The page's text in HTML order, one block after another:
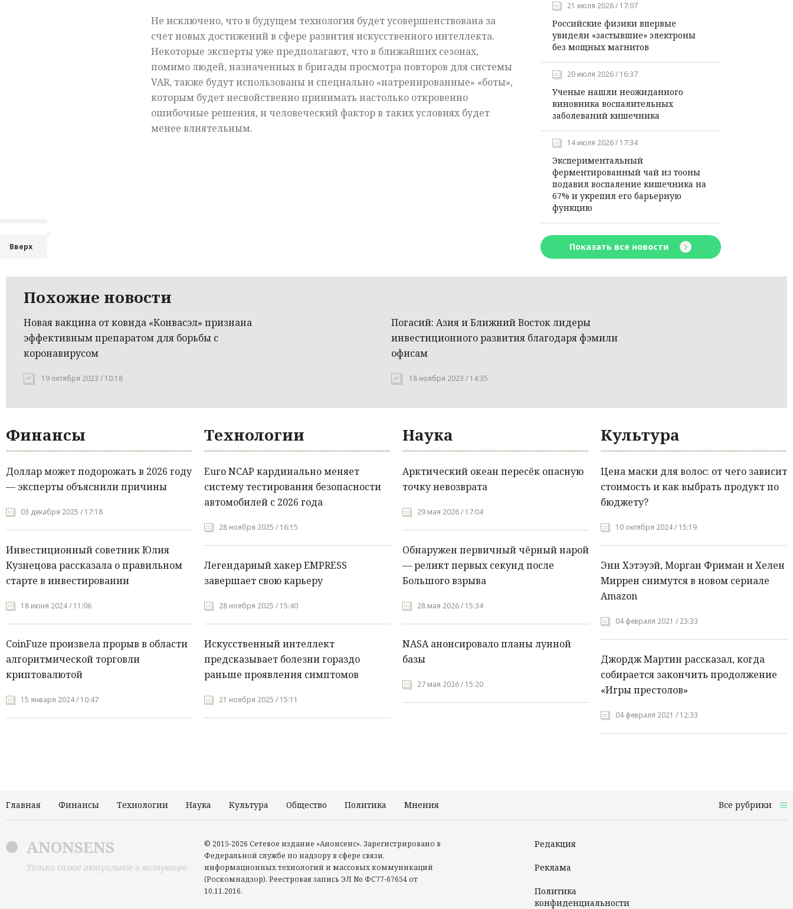
Вверх
Не исключено, что в будущем технология будет усовершенствована за
счет новых достижений в сфере развития искусственного интеллекта.
Некоторые эксперты уже предполагают, что в ближайших сезонах,
помимо людей, назначенных в бригады просмотра повторов для системы
VAR, также будут использованы и специально «натренированные» «боты»,
которым будет несвойственно принимать настолько откровенно
ошибочные решения, и человеческий фактор в таких условиях будет
менее влиятельным.
21 июля 2026 / 17:07
Российские физики впервые
увидели «застывшие» электроны
без мощных магнитов
20 июля 2026 / 16:37
Ученые нашли неожиданного
виновника воспалительных
заболеваний кишечника
14 июля 2026 / 17:34
Экспериментальный
ферментированный чай из тооны
подавил воспаление кишечника на
67% и укрепил его барьерную
функцию
Показать все новости
Похожие новости
Новая вакцина от ковида «Конвасэл» признана
эффективным препаратом для борьбы с
коронавирусом
19 октября 2023 / 10:18
Погасий: Азия и Ближний Восток лидеры
инвестиционного развития благодаря фэмили
офисам
18 ноября 2023 / 14:35
Финансы
Доллар может подорожать в 2026 году
— эксперты объяснили причины
03 декабря 2025 / 17:18
Инвестиционный советник Юлия
Кузнецова рассказала о правильном
старте в инвестировании
18 июня 2024 / 11:06
CoinFuze произвела прорыв в области
алгоритмической торговли
криптовалютой
15 января 2024 / 10:47
Технологии
Euro NCAP кардинально меняет
систему тестирования безопасности
автомобилей с 2026 года
28 ноября 2025 / 16:15
Легендарный хакер EMPRESS
завершает свою карьеру
28 ноября 2025 / 15:40
Искусственный интеллект
предсказывает болезни гораздо
раньше проявления симптомов
21 ноября 2025 / 15:11
Наука
Арктический океан пересёк опасную
точку невозврата
29 мая 2026 / 17:04
Обнаружен первичный чёрный нарой
— реликт первых секунд после
Большого взрыва
28 мая 2026 / 15:34
NASA анонсировало планы лунной
базы
27 мая 2026 / 15:20
Культура
Цена маски для волос: от чего зависит
стоимость и как выбрать продукт по
бюджету?
10 октября 2024 / 15:19
Энн Хэтэуэй, Морган Фриман и Хелен
Миррен снимутся в новом сериале
Amazon
04 февраля 2021 / 23:33
Джордж Мартин рассказал, когда
собирается закончить продолжение
«Игры престолов»
04 февраля 2021 / 12:33
Главная Финансы Технологии Наука Культура Общество Политика Мнения Все рубрики
ANONSENS
Только самое актуальное и волнующее
© 2015-2026 Сетевое издание «Анонсенс». Зарегистрировано в
Федеральной службе по надзору в сфере связи,
информационных технологий и массовых коммуникаций
(Роскомнадзор). Реестровая запись ЭЛ No ФС77-67654 от
10.11.2016.
Редакция
Реклама
Политика
конфиденциальности